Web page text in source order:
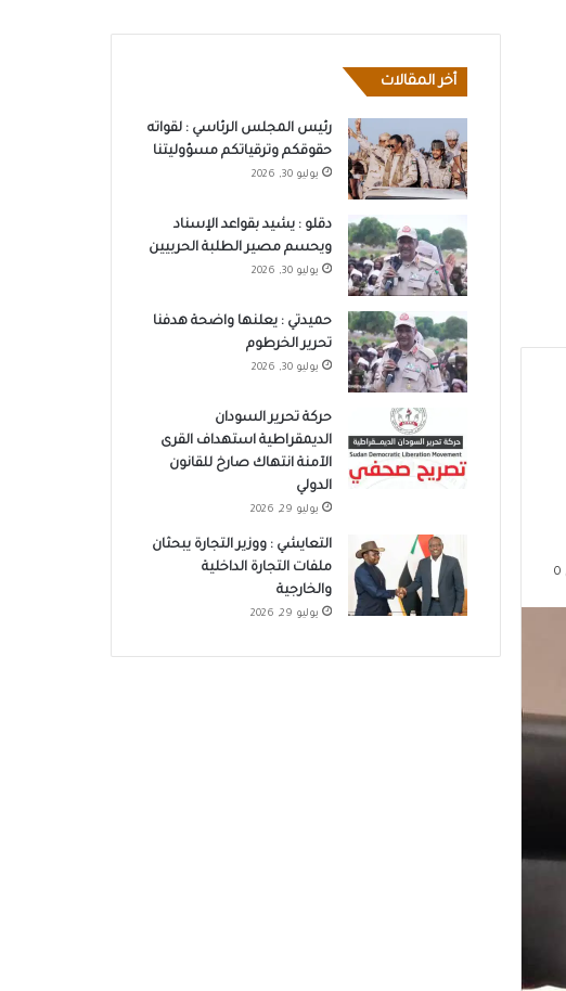
0
أخر المقالات
رئيس المجلس الرئاسي : لقواته
حقوقكم وترقياتكم مسؤوليتنا
يوليو 30, 2026
دقلو : يشيد بقواعد الإسناد
ويحسم مصير الطلبة الحربيين
يوليو 30, 2026
حميدتي : يعلنها واضحة هدفنا
تحرير الخرطوم
يوليو 30, 2026
حركة تحرير السودان
الديمقراطية استهداف القرى
الآمنة انتهاك صارخ للقانون
الدولي
يوليو 29, 2026
التعايشي : ووزير التجارة يبحثان
ملفات التجارة الداخلية
والخارجية
يوليو 29, 2026